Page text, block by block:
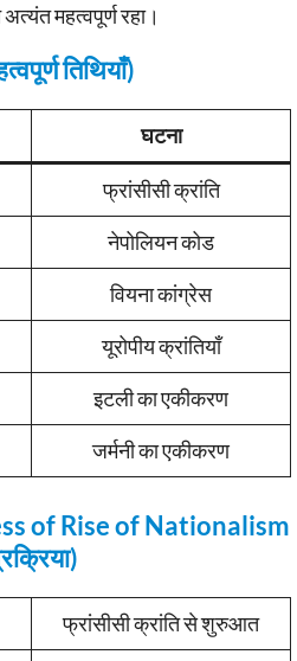
महत्वपूर्ण रहा।
तिथियाँ)
घटना
फ्रांसीसी क्रांति
नेपोलियन कोड
वियना कांग्रेस
यूरोपीय क्रांतियाँ
इटली का एकीकरण
जर्मनी का एकीकरण
of Rise of Nationalism
फ्रांसीसी क्रांति से शुरुआत